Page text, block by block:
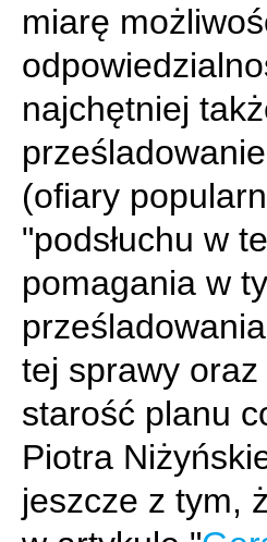
miarę
najchętniej
(ofiary
"podsłuchu w
pomagania w
tej sprawy oraz
starość planu
Piotra
jeszcze z tym,